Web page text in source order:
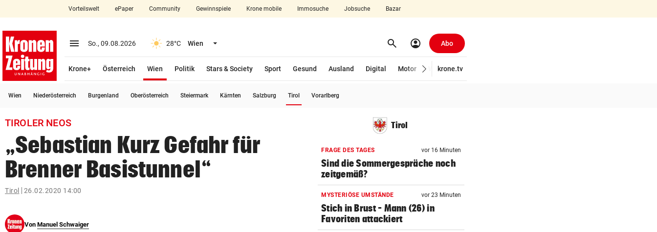
closeSchließen
account_circle Anmelden
arrow_right
bookmark
search
Suchbegriff
eingeben
© Krone Multimedia GmbH & Co KG 2026
Vorteilswelt ePaper Community Gewinnspiele Krone mobile Immosuche Jobsuche Bazar
menu Menü aufklappen
So., 09.08.2026 28°C Wien Menü aufklappen search Suchen
account_circle Abo
Krone+ Österreich Wien
Politik
Stars & Society Sport Gesund Ausland Digital Motor Wirtschaft
krone.tv
Wien Niederösterreich Burgenland Oberösterreich Steiermark Kärnten Salzburg Tirol Vorarlberg
TIROLER NEOS
„Sebastian Kurz Gefahr für
Brenner Basistunnel“
Tirol 26.02.2020 14:00
Von Manuel Schwaiger
Tirol
FRAGE DES TAGES vor 16 Minuten
Sind die Sommergespräche noch
zeitgemäß?
MYSTERIÖSE UMSTÄNDE vor 23 Minuten
Stich in Brust – Mann (26) in
Favoriten attackiert